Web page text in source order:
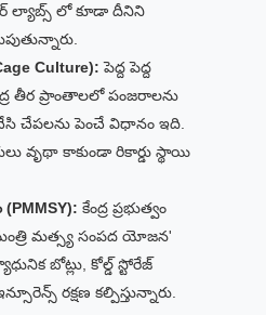
ల్యాబ్స్ లో కూడా దీనిని
Culture): పెద్ద పెద్ద
తీర ప్రాంతాలలో పంజరాలను
చేపలను పెంచే విధానం ఇది.
వృథా కాకుండా రికార్డు స్థాయి
కేంద్ర ప్రభుత్వం
మత్స్య సంపద యోజన'
బోట్లు, కోల్డ్ స్టోరేజ్
రక్షణ కల్పిస్తున్నారు.